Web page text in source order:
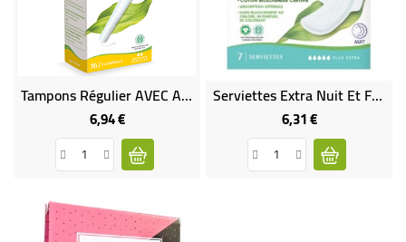
Tampons Régulier AVEC Applicateur 100% Coton Bio - Vegan
6,94 €Prix
Serviettes Extra Nuit Et Flux Très Abondants - VEGAN
6,31 €Prix